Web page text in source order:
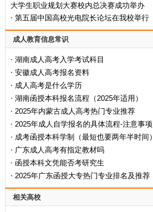
大学生职业规划大赛校内总决赛成功举办
· 第五届中国高校光电院长论坛在我校举行
成人教育信息常识
· 湖南成人高考入学考试科目
· 安徽成人高考报名资料
· 成人高考是什么学历
· ‌湖南函授本科报名流程（2025年适用）‌
· 2025年内蒙古成人高考热门专业推荐
· 2025年成人自学报名的具体流程-注意事项
· 成考函授本科学制（最短也要两年半时间）
· 广东成人高考有指定教材吗
· 函授本科文凭能否考研究生
· 2025年广东函授大专热门专业排名及推荐
相关高校